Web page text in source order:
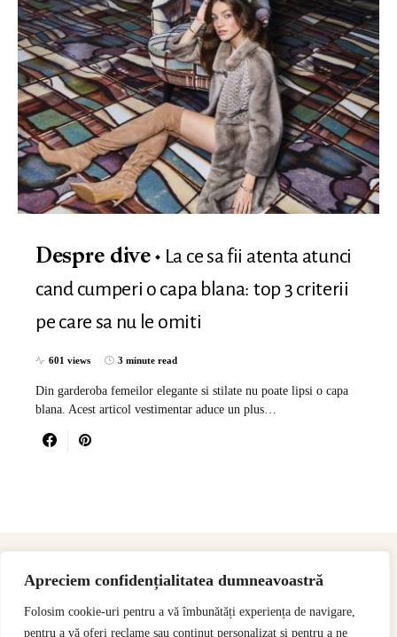
Apreciem confidențialitatea dumneavoastră
Folosim cookie-uri pentru a vă îmbunătăți experiența de navigare,
pentru a vă oferi reclame sau conținut personalizat și pentru a ne
Despre dive
La ce sa fii atenta atunci
cand cumperi o capa blana: top 3 criterii
pe care sa nu le omiti
601 views 3 minute read
Din garderoba femeilor elegante si stilate nu poate lipsi o capa
blana. Acest articol vestimentar aduce un plus…